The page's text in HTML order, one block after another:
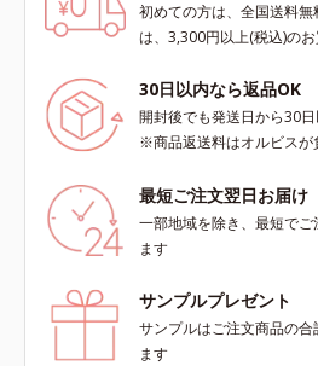
scholarにより国内化粧品業界にお
いて該当文献がないことを確認（ポ
いて
初めての方は、全国送料
は、3,300円以上(税込)の
30日以内なら返品OK
開封後でも発送日から30
※商品返送料はオルビスが
最短ご注文翌日お届け
一部地域を除き、最短で
ます
サンプルプレゼント
サンプルはご注文商品の
ます